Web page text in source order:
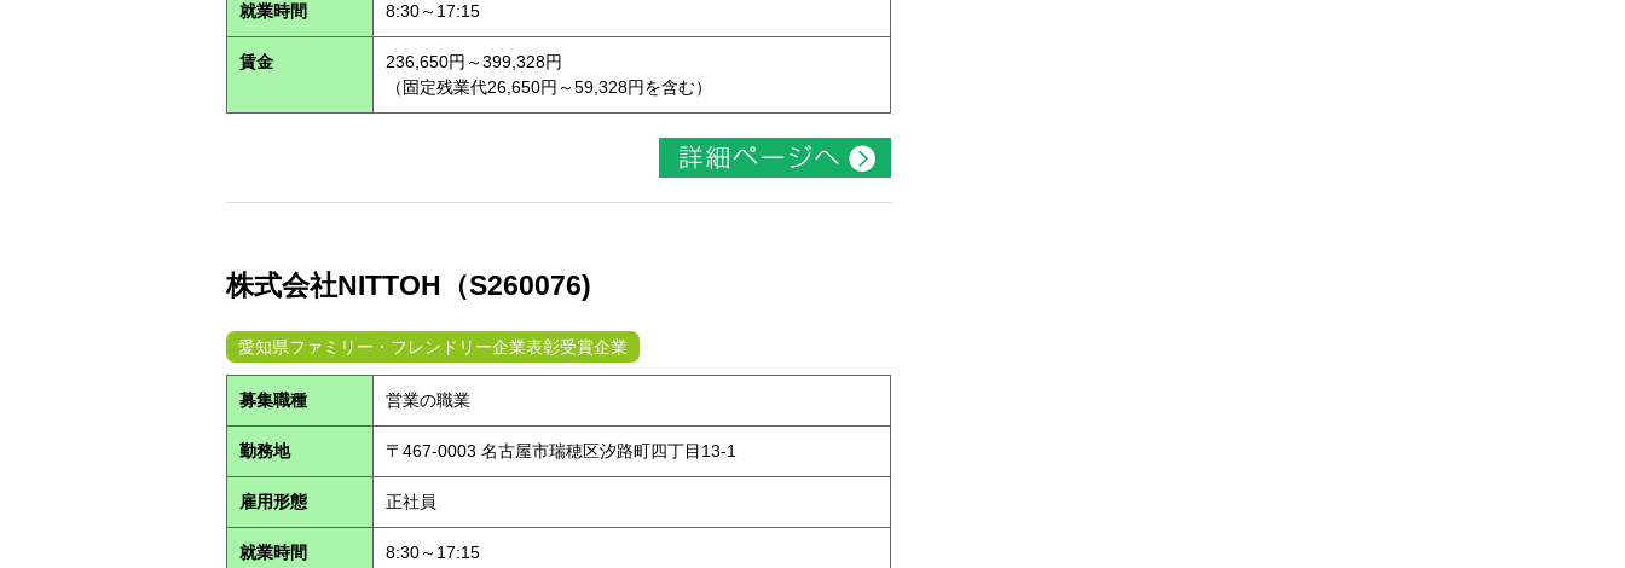
就業時間 8:30～17:15
賃金
236,650円～399,328円
（固定残業代26,650円～59,328円を含む）
株式会社NITTOH（S260076)
愛知県ファミリー・フレンドリー企業表彰受賞企業
募集職種 営業の職業
勤務地 〒467-0003 名古屋市瑞穂区汐路町四丁目13-1
雇用形態 正社員
就業時間 8:30～17:15